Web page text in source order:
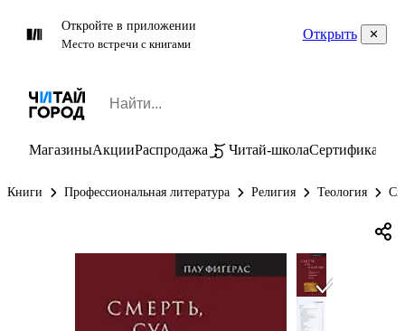
Откройте в приложении
Место встречи с книгами
Открыть
МагазиныАкцииРаспродажа Читай-школаСертификаты
Книги Профессиональная литература Религия Теология